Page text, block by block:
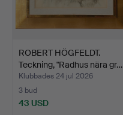
ROBERT HÖGFELDT.
Teckning, "Radhus nära gr…
Klubbades 24 jul 2026
3 bud
43 USD